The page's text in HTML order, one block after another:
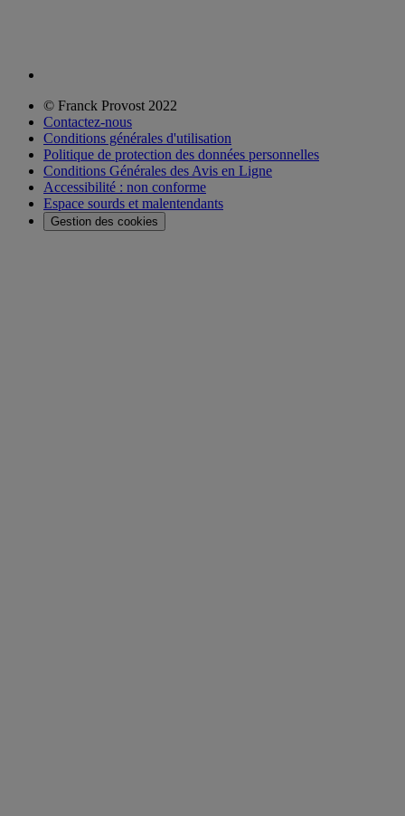
© Franck Provost 2022
Contactez-nous
Conditions générales d'utilisation
Politique de protection des données personnelles
Conditions Générales des Avis en Ligne
Accessibilité : non conforme
Espace sourds et malentendants
Gestion des cookies